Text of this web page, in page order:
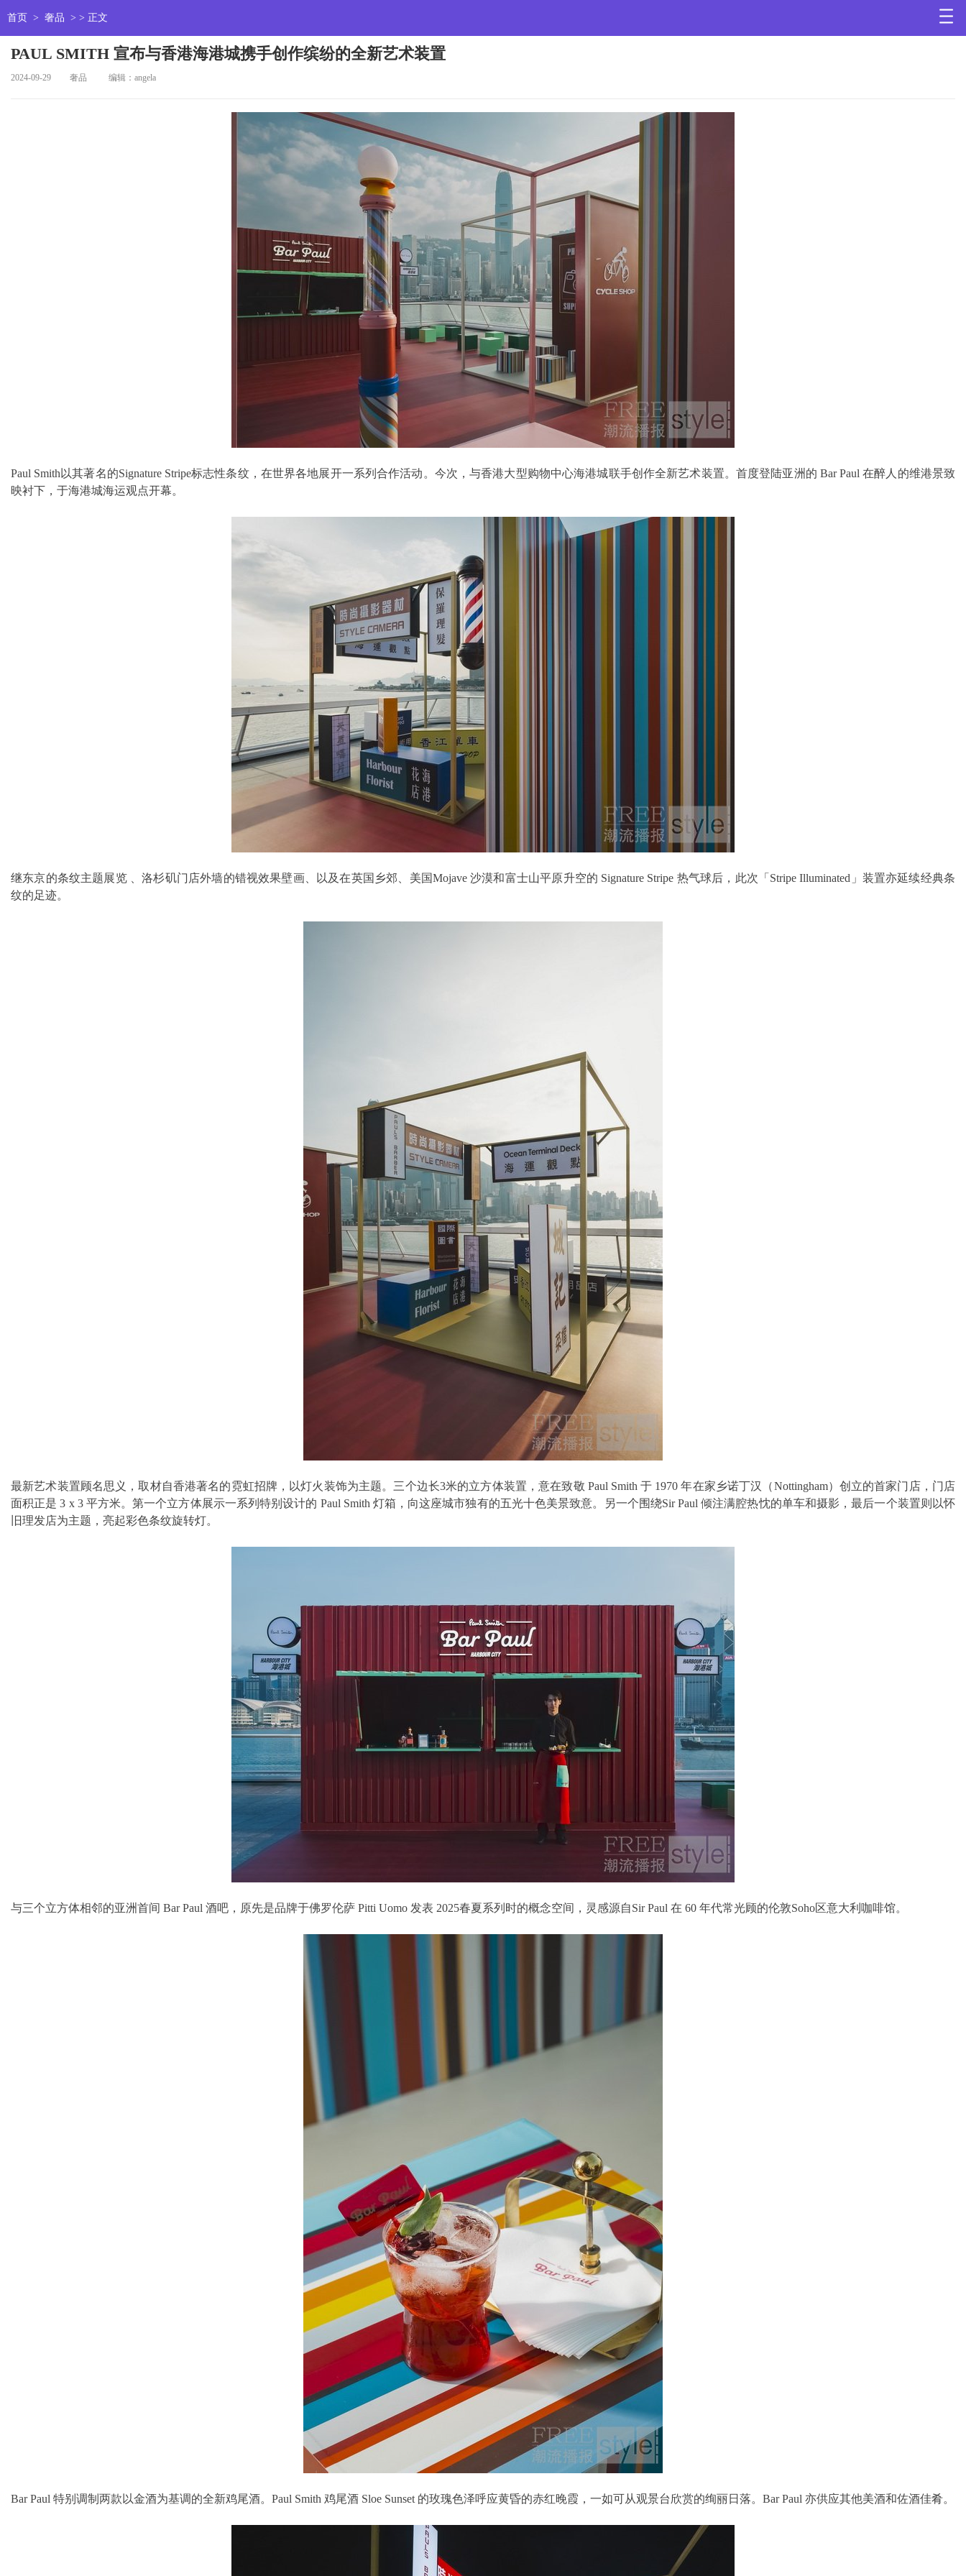
首页 > 奢品 > > 正文
PAUL SMITH 宣布与香港海港城携手创作缤纷的全新艺术装置
2024-09-29 奢品 编辑：angela
Paul Smith以其著名的Signature Stripe标志性条纹，在世界各地展开一系列合作活动。今次，与香港大型购物中心海港城联手创作全新艺术装置。首度登陆亚洲的 Bar Paul 在醉人的维港景致
映衬下，于海港城海运观点开幕。
继东京的条纹主题展览 、洛杉矶门店外墙的错视效果壁画、以及在英国乡郊、美国Mojave 沙漠和富士山平原升空的 Signature Stripe 热气球后，此次「Stripe Illuminated」装置亦延续经典条
纹的足迹。
最新艺术装置顾名思义，取材自香港著名的霓虹招牌，以灯火装饰为主题。三个边长3米的立方体装置，意在致敬 Paul Smith 于 1970 年在家乡诺丁汉（Nottingham）创立的首家门店，门店
面积正是 3 x 3 平方米。第一个立方体展示一系列特别设计的 Paul Smith 灯箱，向这座城市独有的五光十色美景致意。另一个围绕Sir Paul 倾注满腔热忱的单车和摄影，最后一个装置则以怀
旧理发店为主题，亮起彩色条纹旋转灯。
与三个立方体相邻的亚洲首间 Bar Paul 酒吧，原先是品牌于佛罗伦萨 Pitti Uomo 发表 2025春夏系列时的概念空间，灵感源自Sir Paul 在 60 年代常光顾的伦敦Soho区意大利咖啡馆。
Bar Paul 特别调制两款以金酒为基调的全新鸡尾酒。Paul Smith 鸡尾酒 Sloe Sunset 的玫瑰色泽呼应黄昏的赤红晚霞，一如可从观景台欣赏的绚丽日落。Bar Paul 亦供应其他美酒和佐酒佳肴。